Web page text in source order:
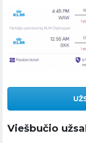
Viešbučio